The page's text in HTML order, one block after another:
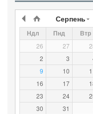
Серпень
Ндл Пнд Втр
26 27
2
3
9 10
16
17
23
24
30
31